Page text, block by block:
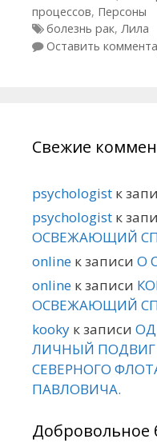
процессов, Персоны
Метки
болезнь рак, Лила
Оставить
Свежие
psychologist к
psychologist к
ОСВЕЖАЮЩИЙ
online к записи О
online к записи
ОСВЕЖАЮЩИЙ
kooky к записи
ЛИЧНЫЙ
СЕВЕРНОГО
ПАВЛОВИЧА.
Добровольное